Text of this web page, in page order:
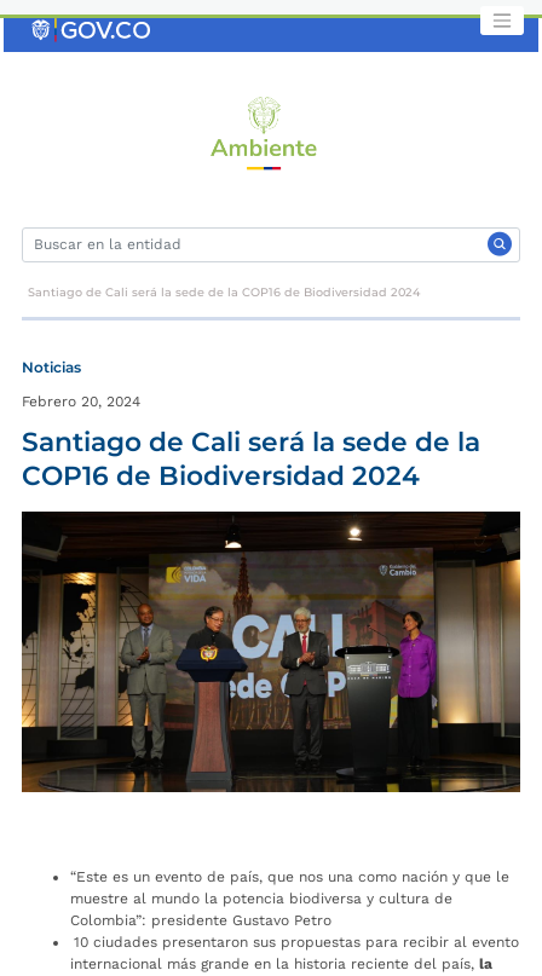
Santiago de Cali será la sede de la COP16 de Biodiversidad 2024
Noticias
Febrero 20, 2024
Santiago de Cali será la sede de la
COP16 de Biodiversidad 2024
“Este es un evento de país, que nos una como nación y que le
muestre al mundo la potencia biodiversa y cultura de
Colombia”: presidente Gustavo Petro
10 ciudades presentaron sus propuestas para recibir al evento
internacional más grande en la historia reciente del país, la